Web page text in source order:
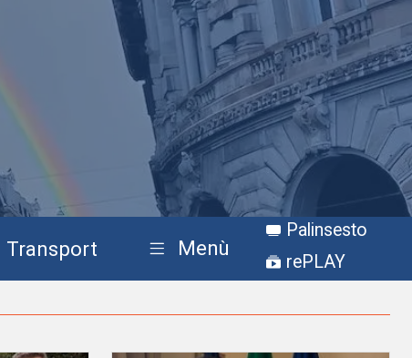
Transport Menù
Palinsesto
rePLAY